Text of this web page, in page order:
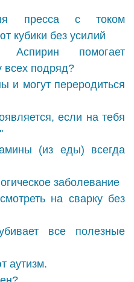
пресса с током
кубики без усилий
помогает
всех подряд?
и могут переродиться
если на тебя
(из еды) всегда
заболевание
на сварку без
все полезные
аутизм.